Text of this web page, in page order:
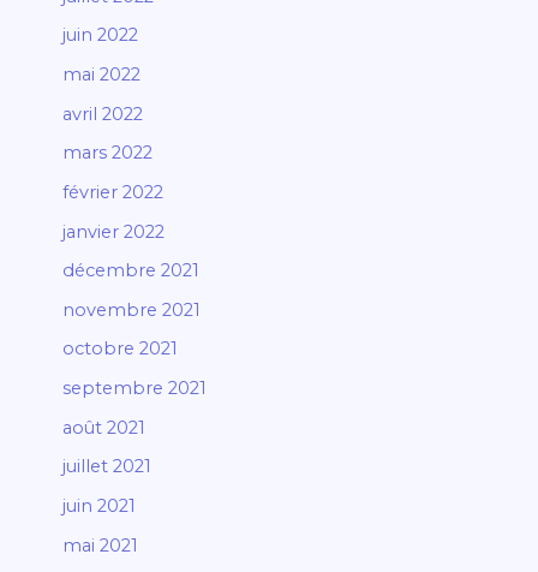
juin 2022
mai 2022
avril 2022
mars 2022
février 2022
janvier 2022
décembre 2021
novembre 2021
octobre 2021
septembre 2021
août 2021
juillet 2021
juin 2021
mai 2021